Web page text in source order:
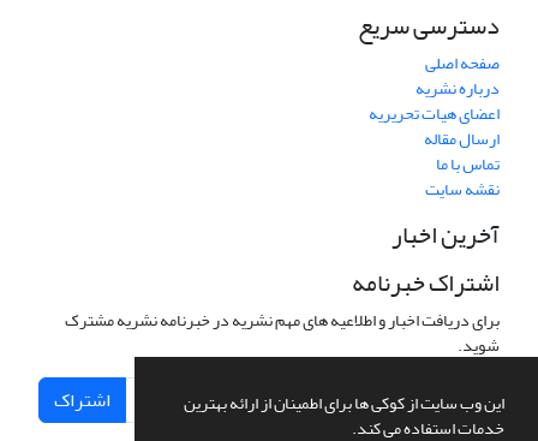
این وب سایت از کوکی ها برای اطمینان از ارائه بهترین
خدمات استفاده می کند.
دسترسی سریع
صفحه اصلی
درباره نشریه
اعضای هیات تحریریه
ارسال مقاله
تماس با ما
نقشه سایت
آخرین اخبار
اشتراک خبرنامه
برای دریافت اخبار و اطلاعیه های مهم نشریه در خبرنامه نشریه مشترک
شوید.
اشتراک